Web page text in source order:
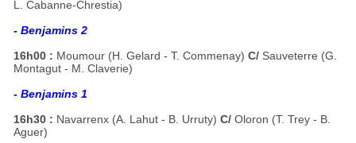
L. Cabanne-Chrestia)
- Benjamins 2
16h00 : Moumour (H. Gelard - T. Commenay)C/ Sauveterre (G.
Montagut - M. Claverie)
- Benjamins 1
16h30 : Navarrenx (A. Lahut - B. Urruty)C/ Oloron (T. Trey - B.
Aguer)